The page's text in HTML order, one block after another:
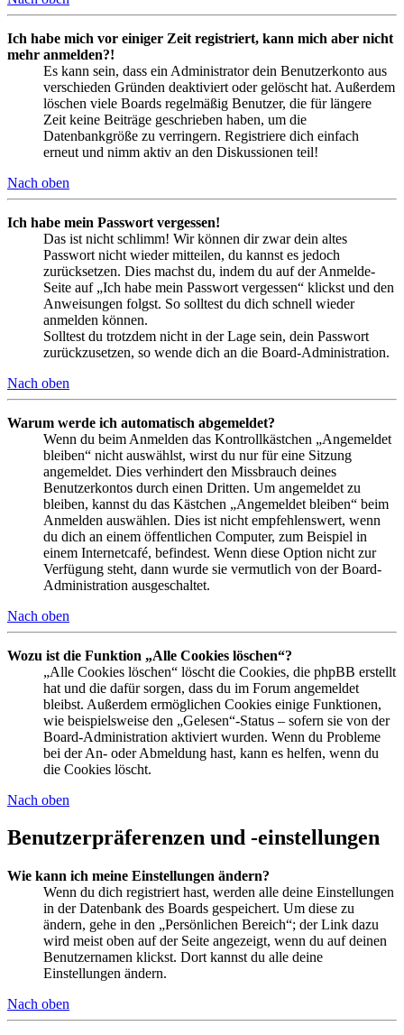
Ich habe mich vor einiger Zeit registriert, kann mich aber nicht
mehr anmelden?!
Es kann sein, dass ein Administrator dein Benutzerkonto aus
verschieden Gründen deaktiviert oder gelöscht hat. Außerdem
löschen viele Boards regelmäßig Benutzer, die für längere
Zeit keine Beiträge geschrieben haben, um die
Datenbankgröße zu verringern. Registriere dich einfach
erneut und nimm aktiv an den Diskussionen teil!
Nach oben
Ich habe mein Passwort vergessen!
Das ist nicht schlimm! Wir können dir zwar dein altes
Passwort nicht wieder mitteilen, du kannst es jedoch
zurücksetzen. Dies machst du, indem du auf der Anmelde-
Seite auf „Ich habe mein Passwort vergessen“ klickst und den
Anweisungen folgst. So solltest du dich schnell wieder
anmelden können.
Solltest du trotzdem nicht in der Lage sein, dein Passwort
zurückzusetzen, so wende dich an die Board-Administration.
Nach oben
Warum werde ich automatisch abgemeldet?
Wenn du beim Anmelden das Kontrollkästchen „Angemeldet
bleiben“ nicht auswählst, wirst du nur für eine Sitzung
angemeldet. Dies verhindert den Missbrauch deines
Benutzerkontos durch einen Dritten. Um angemeldet zu
bleiben, kannst du das Kästchen „Angemeldet bleiben“ beim
Anmelden auswählen. Dies ist nicht empfehlenswert, wenn
du dich an einem öffentlichen Computer, zum Beispiel in
einem Internetcafé, befindest. Wenn diese Option nicht zur
Verfügung steht, dann wurde sie vermutlich von der Board-
Administration ausgeschaltet.
Nach oben
Wozu ist die Funktion „Alle Cookies löschen“?
„Alle Cookies löschen“ löscht die Cookies, die phpBB erstellt
hat und die dafür sorgen, dass du im Forum angemeldet
bleibst. Außerdem ermöglichen Cookies einige Funktionen,
wie beispielsweise den „Gelesen“-Status – sofern sie von der
Board-Administration aktiviert wurden. Wenn du Probleme
bei der An- oder Abmeldung hast, kann es helfen, wenn du
die Cookies löscht.
Nach oben
Benutzerpräferenzen und -einstellungen
Wie kann ich meine Einstellungen ändern?
Wenn du dich registriert hast, werden alle deine Einstellungen
in der Datenbank des Boards gespeichert. Um diese zu
ändern, gehe in den „Persönlichen Bereich“; der Link dazu
wird meist oben auf der Seite angezeigt, wenn du auf deinen
Benutzernamen klickst. Dort kannst du alle deine
Einstellungen ändern.
Nach oben